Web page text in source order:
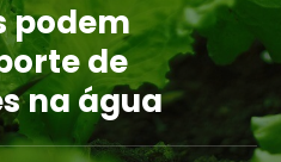
podem
de
na água